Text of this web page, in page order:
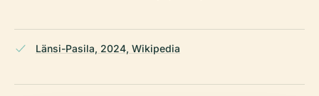
Länsi-Pasila, 2024, Wikipedia